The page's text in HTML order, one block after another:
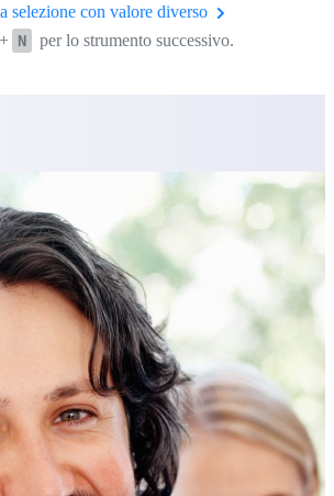
selezione con valore diverso
+ N per lo strumento successivo.